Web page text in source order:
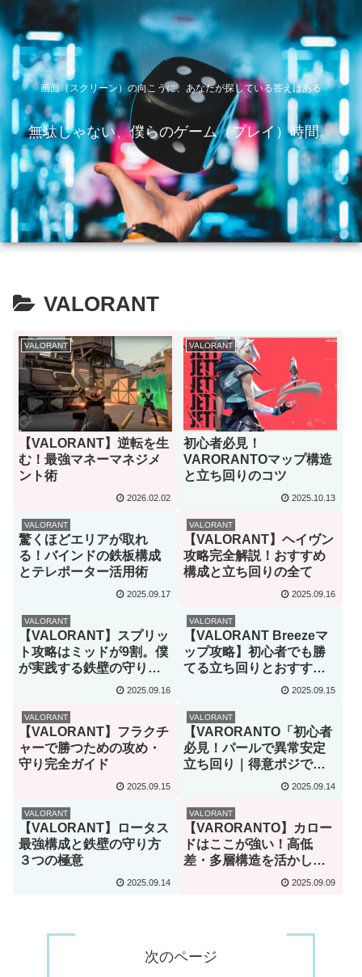
画面（スクリーン）の向こうに、あなたが探している答えはある
無駄じゃない、僕らのゲーム（プレイ）時間。
VALORANT
VALORANT
【VALORANT】逆転を生
む！最強マネーマネジメ
ント術
2026.02.02
VALORANT
初心者必見！
VARORANTOマップ構造
と立ち回りのコツ
2025.10.13
VALORANT
驚くほどエリアが取れ
る！バインドの鉄板構成
とテレポーター活用術
2025.09.17
VALORANT
【VALORANT】ヘイヴン
攻略完全解説！おすすめ
構成と立ち回りの全て
2025.09.16
VALORANT
【VALORANT】スプリッ
ト攻略はミッドが9割。僕
が実践する鉄壁の守り方
2025.09.16
VALORANT
【VALORANT Breezeマ
ップ攻略】初心者でも勝
てる立ち回りとおすすめ
2025.09.15
VALORANT
【VALORANT】フラクチ
ャーで勝つための攻め・
守り完全ガイド
2025.09.15
VALORANT
【VARORANTO「初心者
必見！パールで異常安定
立ち回り｜得意ポジで自
信が持てる方法」】2025.09.14
VALORANT
【VALORANT】ロータス
最強構成と鉄壁の守り方
３つの極意
2025.09.14
VALORANT
【VARORANTO】カロー
ドはここが強い！高低
差・多層構造を活かした
2025.09.09
次のページ